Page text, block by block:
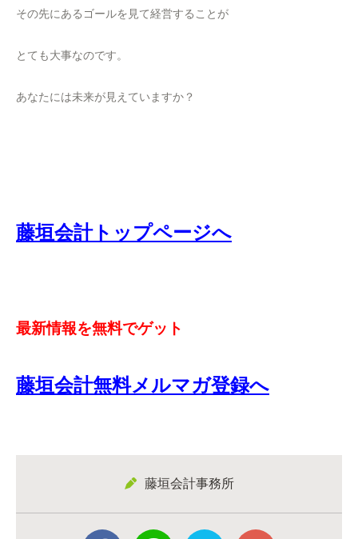
その先にあるゴールを見て経営することが
とても大事なのです。
あなたには未来が見えていますか？
藤垣会計トップページへ
最新情報を無料でゲット
藤垣会計無料メルマガ登録へ
藤垣会計事務所